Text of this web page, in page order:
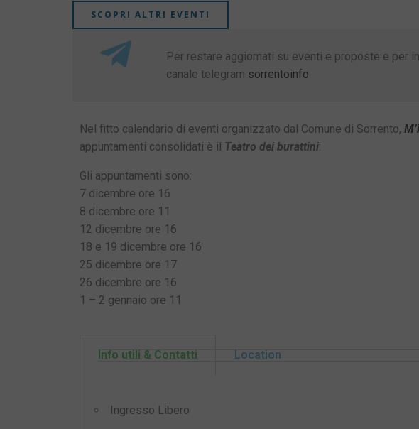
SCOPRI ALTRI EVENTI
Per restare aggiornati su eventi e proposte e per
canale telegram sorrentoinfo
Nel fitto calendario di eventi organizzato dal Comune di Sorrento,
appuntamenti consolidati è il Teatro dei burattini:
Gli appuntamenti sono:
7 dicembre ore 16
8 dicembre ore 11
12 dicembre ore 16
18 e 19 dicembre ore 16
25 dicembre ore 17
26 dicembre ore 16
1 – 2 gennaio ore 11
Info utili & Contatti Location
Ingresso Libero